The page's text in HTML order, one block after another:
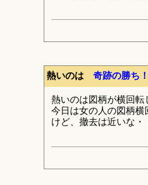
熱いのは 奇跡の勝ち！
熱いのは図柄が横回転
今日は女の人の図柄横
けど、撤去は近いな・